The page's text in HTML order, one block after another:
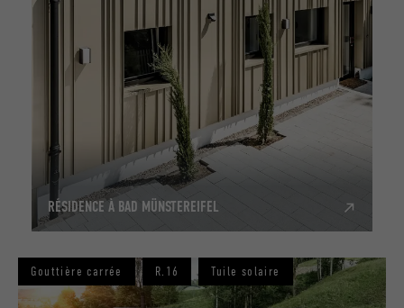
RÉSIDENCE À BAD MÜNSTEREIFEL
Gouttière carrée R.16 Tuile solaire